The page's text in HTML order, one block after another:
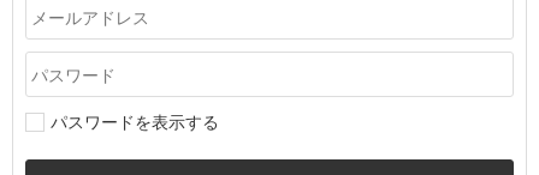
パスワードを表示する